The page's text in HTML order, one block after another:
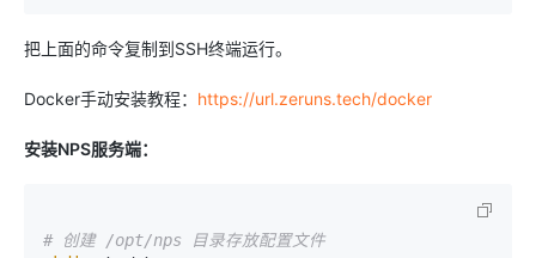
把上面的命令复制到SSH终端运行。
Docker手动安装教程： https://url.zeruns.tech/docker
安装NPS服务端：
# 创建 /opt/nps 目录存放配置文件